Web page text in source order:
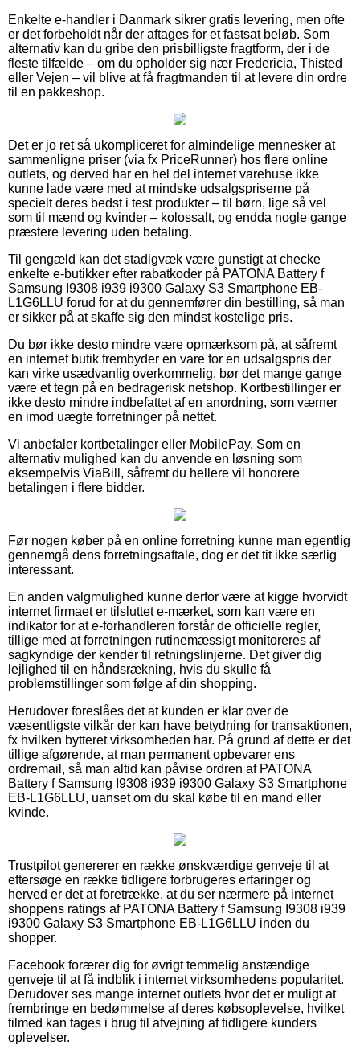
Enkelte e-handler i Danmark sikrer gratis levering, men ofte
er det forbeholdt når der aftages for et fastsat beløb. Som
alternativ kan du gribe den prisbilligste fragtform, der i de
fleste tilfælde – om du opholder sig nær Fredericia, Thisted
eller Vejen – vil blive at få fragtmanden til at levere din ordre
til en pakkeshop.
Det er jo ret så ukompliceret for almindelige mennesker at
sammenligne priser (via fx PriceRunner) hos flere online
outlets, og derved har en hel del internet varehuse ikke
kunne lade være med at mindske udsalgspriserne på
specielt deres bedst i test produkter – til børn, lige så vel
som til mænd og kvinder – kolossalt, og endda nogle gange
præstere levering uden betaling.
Til gengæld kan det stadigvæk være gunstigt at checke
enkelte e-butikker efter rabatkoder på PATONA Battery f
Samsung I9308 i939 i9300 Galaxy S3 Smartphone EB-
L1G6LLU forud for at du gennemfører din bestilling, så man
er sikker på at skaffe sig den mindst kostelige pris.
Du bør ikke desto mindre være opmærksom på, at såfremt
en internet butik frembyder en vare for en udsalgspris der
kan virke usædvanlig overkommelig, bør det mange gange
være et tegn på en bedragerisk netshop. Kortbestillinger er
ikke desto mindre indbefattet af en anordning, som værner
en imod uægte forretninger på nettet.
Vi anbefaler kortbetalinger eller MobilePay. Som en
alternativ mulighed kan du anvende en løsning som
eksempelvis ViaBill, såfremt du hellere vil honorere
betalingen i flere bidder.
Før nogen køber på en online forretning kunne man egentlig
gennemgå dens forretningsaftale, dog er det tit ikke særlig
interessant.
En anden valgmulighed kunne derfor være at kigge hvorvidt
internet firmaet er tilsluttet e-mærket, som kan være en
indikator for at e-forhandleren forstår de officielle regler,
tillige med at forretningen rutinemæssigt monitoreres af
sagkyndige der kender til retningslinjerne. Det giver dig
lejlighed til en håndsrækning, hvis du skulle få
problemstillinger som følge af din shopping.
Herudover foreslåes det at kunden er klar over de
væsentligste vilkår der kan have betydning for transaktionen,
fx hvilken bytteret virksomheden har. På grund af dette er det
tillige afgørende, at man permanent opbevarer ens
ordremail, så man altid kan påvise ordren af PATONA
Battery f Samsung I9308 i939 i9300 Galaxy S3 Smartphone
EB-L1G6LLU, uanset om du skal købe til en mand eller
kvinde.
Trustpilot genererer en række ønskværdige genveje til at
eftersøge en række tidligere forbrugeres erfaringer og
herved er det at foretrække, at du ser nærmere på internet
shoppens ratings af PATONA Battery f Samsung I9308 i939
i9300 Galaxy S3 Smartphone EB-L1G6LLU inden du
shopper.
Facebook forærer dig for øvrigt temmelig anstændige
genveje til at få indblik i internet virksomhedens popularitet.
Derudover ses mange internet outlets hvor det er muligt at
frembringe en bedømmelse af deres købsoplevelse, hvilket
tilmed kan tages i brug til afvejning af tidligere kunders
oplevelser.